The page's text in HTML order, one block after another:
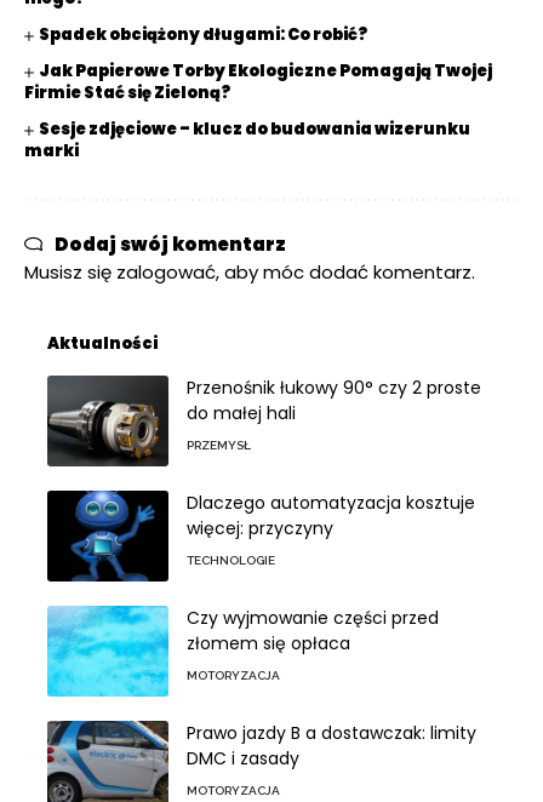
Spadek obciążony długami: Co robić?
Jak Papierowe Torby Ekologiczne Pomagają Twojej
Firmie Stać się Zieloną?
Sesje zdjęciowe – klucz do budowania wizerunku
marki
Dodaj swój komentarz
Musisz się zalogować, aby móc dodać komentarz.
Aktualności
Przenośnik łukowy 90° czy 2 proste
do małej hali
PRZEMYSŁ
Dlaczego automatyzacja kosztuje
więcej: przyczyny
TECHNOLOGIE
Czy wyjmowanie części przed
złomem się opłaca
MOTORYZACJA
Prawo jazdy B a dostawczak: limity
DMC i zasady
MOTORYZACJA